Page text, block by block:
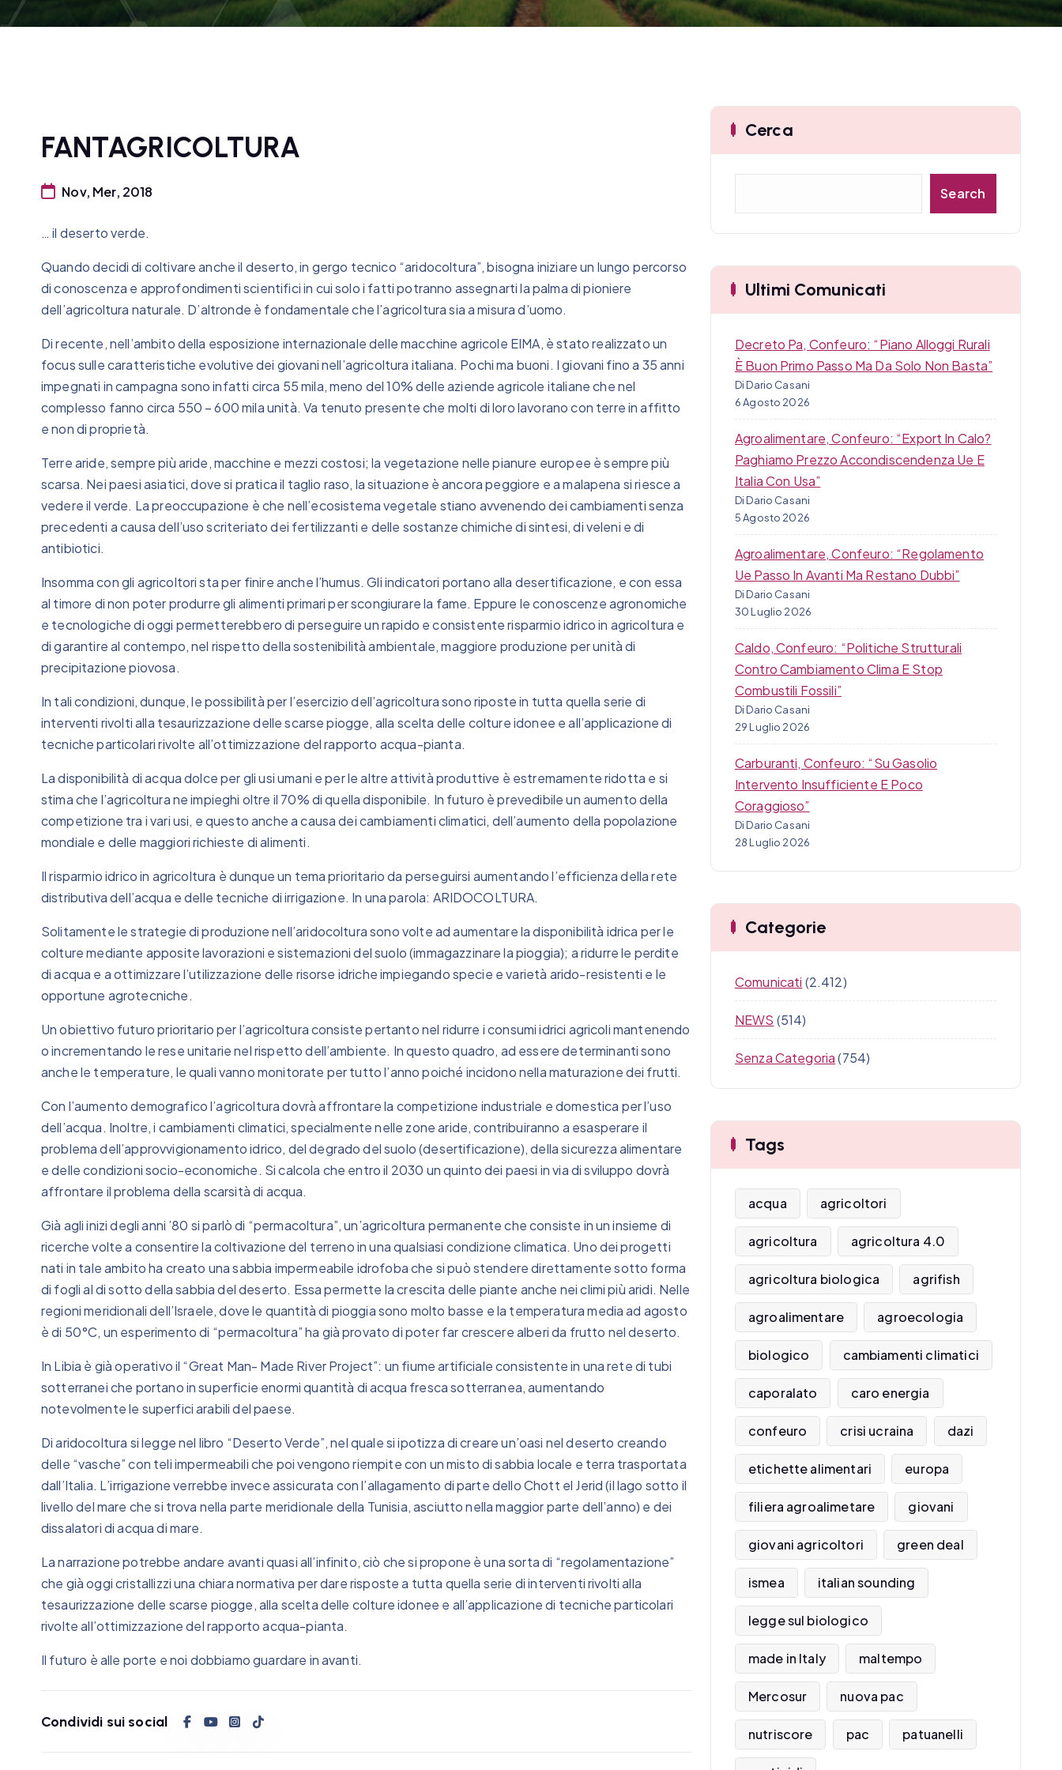
FANTAGRICOLTURA
Nov, Mer, 2018
… il deserto verde.
Quando decidi di coltivare anche il deserto, in gergo tecnico “aridocoltura”, bisogna iniziare un lungo percorso
di conoscenza e approfondimenti scientifici in cui solo i fatti potranno assegnarti la palma di pioniere
dell’agricoltura naturale. D’altronde è fondamentale che l’agricoltura sia a misura d’uomo.
Di recente, nell’ambito della esposizione internazionale delle macchine agricole EIMA, è stato realizzato un
focus sulle caratteristiche evolutive dei giovani nell’agricoltura italiana. Pochi ma buoni. I giovani fino a 35 anni
impegnati in campagna sono infatti circa 55 mila, meno del 10% delle aziende agricole italiane che nel
complesso fanno circa 550 – 600 mila unità. Va tenuto presente che molti di loro lavorano con terre in affitto
e non di proprietà.
Terre aride, sempre più aride, macchine e mezzi costosi; la vegetazione nelle pianure europee è sempre più
scarsa. Nei paesi asiatici, dove si pratica il taglio raso, la situazione è ancora peggiore e a malapena si riesce a
vedere il verde. La preoccupazione è che nell’ecosistema vegetale stiano avvenendo dei cambiamenti senza
precedenti a causa dell’uso scriteriato dei fertilizzanti e delle sostanze chimiche di sintesi, di veleni e di
antibiotici.
Insomma con gli agricoltori sta per finire anche l’humus. Gli indicatori portano alla desertificazione, e con essa
al timore di non poter produrre gli alimenti primari per scongiurare la fame. Eppure le conoscenze agronomiche
e tecnologiche di oggi permetterebbero di perseguire un rapido e consistente risparmio idrico in agricoltura e
di garantire al contempo, nel rispetto della sostenibilità ambientale, maggiore produzione per unità di
precipitazione piovosa.
In tali condizioni, dunque, le possibilità per l’esercizio dell’agricoltura sono riposte in tutta quella serie di
interventi rivolti alla tesaurizzazione delle scarse piogge, alla scelta delle colture idonee e all’applicazione di
tecniche particolari rivolte all’ottimizzazione del rapporto acqua-pianta.
La disponibilità di acqua dolce per gli usi umani e per le altre attività produttive è estremamente ridotta e si
stima che l’agricoltura ne impieghi oltre il 70% di quella disponibile. In futuro è prevedibile un aumento della
competizione tra i vari usi, e questo anche a causa dei cambiamenti climatici, dell’aumento della popolazione
mondiale e delle maggiori richieste di alimenti.
Il risparmio idrico in agricoltura è dunque un tema prioritario da perseguirsi aumentando l’efficienza della rete
distributiva dell’acqua e delle tecniche di irrigazione. In una parola: ARIDOCOLTURA.
Solitamente le strategie di produzione nell’aridocoltura sono volte ad aumentare la disponibilità idrica per le
colture mediante apposite lavorazioni e sistemazioni del suolo (immagazzinare la pioggia); a ridurre le perdite
di acqua e a ottimizzare l’utilizzazione delle risorse idriche impiegando specie e varietà arido-resistenti e le
opportune agrotecniche.
Un obiettivo futuro prioritario per l’agricoltura consiste pertanto nel ridurre i consumi idrici agricoli mantenendo
o incrementando le rese unitarie nel rispetto dell’ambiente. In questo quadro, ad essere determinanti sono
anche le temperature, le quali vanno monitorate per tutto l’anno poiché incidono nella maturazione dei frutti.
Con l’aumento demografico l’agricoltura dovrà affrontare la competizione industriale e domestica per l’uso
dell’acqua. Inoltre, i cambiamenti climatici, specialmente nelle zone aride, contribuiranno a esasperare il
problema dell’approvvigionamento idrico, del degrado del suolo (desertificazione), della sicurezza alimentare
e delle condizioni socio-economiche. Si calcola che entro il 2030 un quinto dei paesi in via di sviluppo dovrà
affrontare il problema della scarsità di acqua.
Già agli inizi degli anni ’80 si parlò di “permacoltura”, un’agricoltura permanente che consiste in un insieme di
ricerche volte a consentire la coltivazione del terreno in una qualsiasi condizione climatica. Uno dei progetti
nati in tale ambito ha creato una sabbia impermeabile idrofoba che si può stendere direttamente sotto forma
di fogli al di sotto della sabbia del deserto. Essa permette la crescita delle piante anche nei climi più aridi. Nelle
regioni meridionali dell’Israele, dove le quantità di pioggia sono molto basse e la temperatura media ad agosto
è di 50°C, un esperimento di “permacoltura” ha già provato di poter far crescere alberi da frutto nel deserto.
In Libia è già operativo il “Great Man- Made River Project”: un fiume artificiale consistente in una rete di tubi
sotterranei che portano in superficie enormi quantità di acqua fresca sotterranea, aumentando
notevolmente le superfici arabili del paese.
Di aridocoltura si legge nel libro “Deserto Verde”, nel quale si ipotizza di creare un’oasi nel deserto creando
delle “vasche” con teli impermeabili che poi vengono riempite con un misto di sabbia locale e terra trasportata
dall’Italia. L’irrigazione verrebbe invece assicurata con l’allagamento di parte dello Chott el Jerid (il lago sotto il
livello del mare che si trova nella parte meridionale della Tunisia, asciutto nella maggior parte dell’anno) e dei
dissalatori di acqua di mare.
La narrazione potrebbe andare avanti quasi all’infinito, ciò che si propone è una sorta di “regolamentazione”
che già oggi cristallizzi una chiara normativa per dare risposte a tutta quella serie di interventi rivolti alla
tesaurizzazione delle scarse piogge, alla scelta delle colture idonee e all’applicazione di tecniche particolari
rivolte all’ottimizzazione del rapporto acqua-pianta.
Il futuro è alle porte e noi dobbiamo guardare in avanti.
Condividi sui social
Cerca
a
Search
Ultimi Comunicati
Decreto Pa, Confeuro: “Piano Alloggi Rurali
È Buon Primo Passo Ma Da Solo Non Basta”
Di Dario Casani
6 Agosto 2026
Agroalimentare, Confeuro: “Export In Calo?
Paghiamo Prezzo Accondiscendenza Ue E
Italia Con Usa”
Di Dario Casani
5 Agosto 2026
Agroalimentare, Confeuro: “Regolamento
Ue Passo In Avanti Ma Restano Dubbi”
Di Dario Casani
30 Luglio 2026
Caldo, Confeuro: “Politiche Strutturali
Contro Cambiamento Clima E Stop
Combustili Fossili”
Di Dario Casani
29 Luglio 2026
Carburanti, Confeuro: “Su Gasolio
Intervento Insufficiente E Poco
Coraggioso”
Di Dario Casani
28 Luglio 2026
Categorie
Comunicati (2.412)
NEWS (514)
Senza Categoria(754)
Tags
acqua agricoltori
agricoltura agricoltura 4.0
agricoltura biologica agrifish
agroalimentare agroecologia
biologico cambiamenti climatici
caporalato caro energia
confeuro crisi ucraina dazi
etichette alimentari europa
filiera agroalimetare giovani
giovani agricoltori green deal
ismea italian sounding
legge sul biologico
made in Italy maltempo
Mercosur nuova pac
nutriscore pac patuanelli